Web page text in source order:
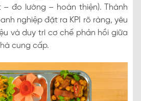
– đo lường – hoàn thiện). Thành
nghiệp đặt ra KPI rõ ràng, yêu
và duy trì cơ chế phản hồi giữa
cung cấp.